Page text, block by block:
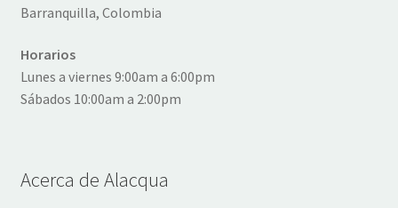
Barranquilla, Colombia
Horarios
Lunes a viernes 9:00am a 6:00pm
Sábados 10:00am a 2:00pm
Acerca de Alacqua